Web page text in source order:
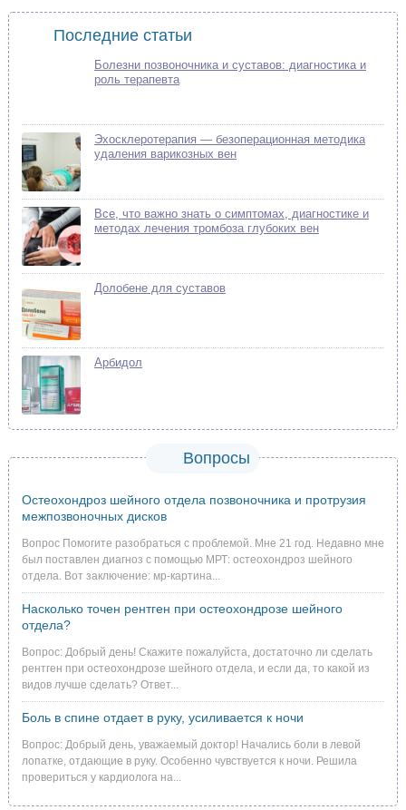
Последние статьи
Болезни позвоночника и суставов: диагностика и
роль терапевта
Эхосклеротерапия — безоперационная методика
удаления варикозных вен
Все, что важно знать о симптомах, диагностике и
методах лечения тромбоза глубоких вен
Долобене для суставов
Арбидол
Вопросы
Остеохондроз шейного отдела позвоночника и протрузия
межпозвоночных дисков
Вопрос Помогите разобраться с проблемой. Мне 21 год. Недавно мне
был поставлен диагноз с помощью МРТ: остеохондроз шейного
отдела. Вот заключение: мр-картина...
Насколько точен рентген при остеохондрозе шейного
отдела?
Вопрос: Добрый день! Скажите пожалуйста, достаточно ли сделать
рентген при остеохондрозе шейного отдела, и если да, то какой из
видов лучше сделать? Ответ...
Боль в спине отдает в руку, усиливается к ночи
Вопрос: Добрый день, уважаемый доктор! Начались боли в левой
лопатке, отдающие в руку. Особенно чувствуется к ночи. Решила
провериться у кардиолога на...